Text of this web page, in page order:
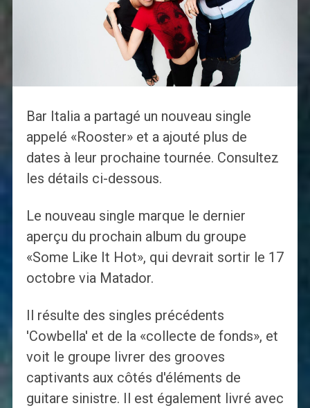
Bar Italia a partagé un nouveau single
appelé «Rooster» et a ajouté plus de
dates à leur prochaine tournée. Consultez
les détails ci-dessous.
Le nouveau single marque le dernier
aperçu du prochain album du groupe
«Some Like It Hot», qui devrait sortir le 17
octobre via Matador.
Il résulte des singles précédents
'Cowbella' et de la «collecte de fonds», et
voit le groupe livrer des grooves
captivants aux côtés d'éléments de
guitare sinistre. Il est également livré avec